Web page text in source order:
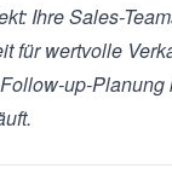
Ihre Sales-
für wertvolle
up-Planung